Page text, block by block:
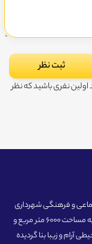
نفری باشید که نظر
و فرهنگی شهرداری
منطقه یک تهران، در شمال تهران در سال 1379 در زمینی به مساحت 6000 متر مربع و
و در محیطی آرام و زیبا بنا گردیده